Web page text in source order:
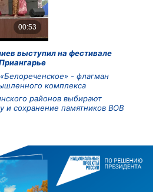
выступил на фестивале
- флагман
комплекса
районов выбирают
и сохранение памятников ВОВ